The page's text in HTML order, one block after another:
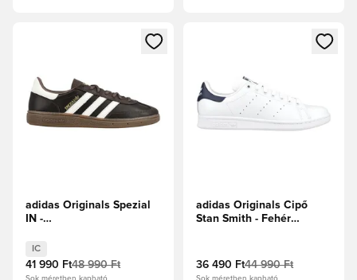
Megnyit egy modált a bejelentkezéshez vagy a tagként
adidas Originals Spezial
IN -
IC
41 990 Ft48 990 Ft
Sok méretben kapható
Megnyit egy modált a
adidas Originals Cipő
Stan Smith - Fehér
36 490 Ft44 990 Ft
Sok méretben kapható